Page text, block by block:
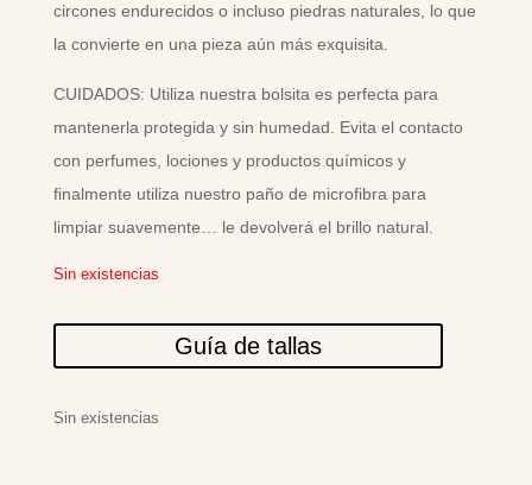
circones endurecidos o incluso piedras naturales, lo que
la convierte en una pieza aún más exquisita.
CUIDADOS: Utiliza nuestra bolsita es perfecta para
mantenerla protegida y sin humedad. Evita el contacto
con perfumes, lociones y productos químicos y
finalmente utiliza nuestro paño de microfibra para
limpiar suavemente… le devolverá el brillo natural.
Sin existencias
Guía de tallas
Sin existencias